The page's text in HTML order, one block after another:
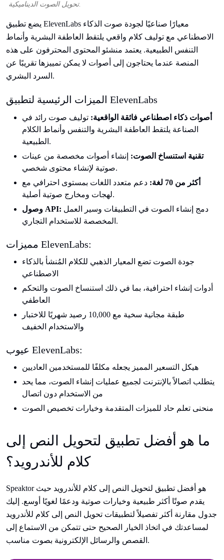
تحويل الصوت الديناميكية.
يضع تطبيق ElevenLabs معيارًا صناعيًا لجودة صوت الذكاء
الاصطناعي مع توليف كلام واقعي يلتقط العاطفة البشرية وأنماط
التنفس الطبيعية. يعتمد منشئو المحتوى المحترفون على هذه
المنصة عندما يحتاجون إلى أصوات لا يمكن تمييزها تقريبًا عن
السرد البشري.
الميزات الرئيسية لتطبيق ElevenLabs
أصوات ذكاء اصطناعي فائقة الواقعية: توليف صوت رائد في
الصناعة يلتقط العاطفة البشرية والتنفس وأنماط الكلام
الطبيعية.
تقنية استنساخ الصوت: إنشاء أصوات مخصصة من عينات
صوتية لإنشاء محتوى شخصي.
أكثر من 70 لغة:
دعم متعدد اللغات بمستوى احترافي مع
لهجات ومخارج صوتية أصلية.
وصول API:
المخصصة للاستخدام التجاري.
مميزات ElevenLabs:
جودة الصوت تضع المعيار الذهبي للكلام المُنشأ بالذكاء
الاصطناعي
أدوات إنشاء احترافية، بما في ذلك استنساخ الصوت والتحكم
العاطفي
طبقة مجانية سخية مع 10,000 رصيد شهريًا للاختبار
والاستخدام الخفيف
عيوب ElevenLabs:
هيكل التسعير المميز يجعله مكلفًا للمستخدمين العاديين
يتطلب اتصالاً بالإنترنت لجميع عمليات إنشاء الصوت، مما يحد
من الاستخدام دون اتصال
منحنى تعلم حاد للميزات المتقدمة وخيارات تخصيص الصوت
ما هو أفضل تطبيق لتحويل النص إلى
كلام للأندرويد؟
Speaktor هو أفضل تطبيق لتحويل النص إلى كلام للأندرويد حيث
يقدم صوتًا أكثر طبيعية وخيارات صوتية ودعمًا لغويًا أوسع. إليك
جدول مقارنة أكثر تفصيلاً لتطبيقات تحويل النص إلى كلام للأندرويد
لمساعدتك في اتخاذ الخيار الصحيح حتى تتمكن من الاستماع إلى
القصص والرسائل الإلكترونية بصوت مناسب.